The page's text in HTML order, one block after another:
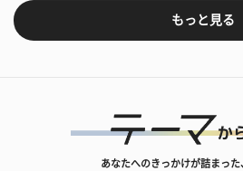
もっと見る
あなたへのきっかけが詰まった